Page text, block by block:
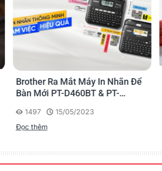
Brother Ra Mắt Máy In Nhãn Để
Bàn Mới PT-D460BT & PT-
Cho Dân Văn Phòng
1497
15/05/2023
Đọc thêm